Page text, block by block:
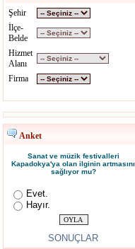
Şehir
İlçe-
Belde
Hizmet
Alanı
Firma
Anket
Sanat ve müzik festivalleri
Kapadokya'ya olan ilginin artmasını
sağlıyor mu?
Evet.
Hayır.
SONUÇLAR